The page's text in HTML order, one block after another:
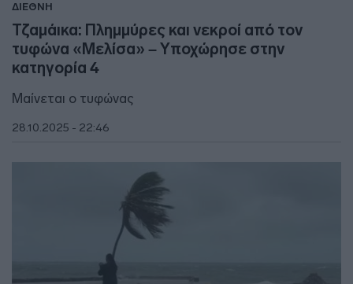
ΔΙΕΘΝΗ
Τζαμάικα: Πλημμύρες και νεκροί από τον
τυφώνα «Μελίσα» – Υποχώρησε στην
κατηγορία 4
Μαίνεται ο τυφώνας
28.10.2025 - 22:46